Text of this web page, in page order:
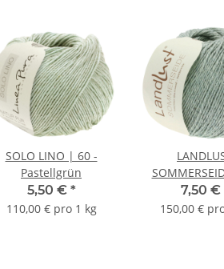
SOLO LINO | 60 -
Pastellgrün
5,50 € *
110,00 € pro 1 kg
7,50 €
150,00 €